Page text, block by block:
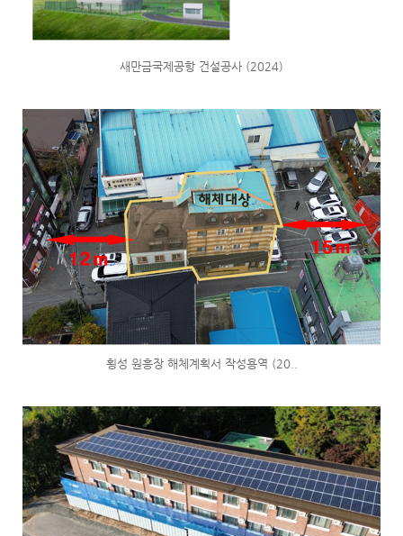
새만금국제공항 건설공사 (2024)
횡성 원흥장 해체계획서 작성용역 (20..